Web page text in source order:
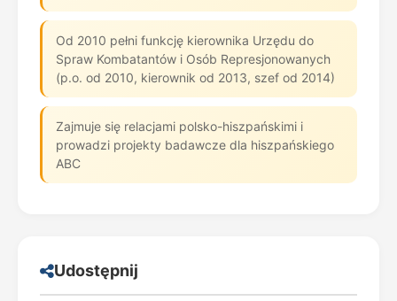
Od 2010 pełni funkcję kierownika Urzędu do
Spraw Kombatantów i Osób Represjonowanych
(p.o. od 2010, kierownik od 2013, szef od 2014)
Zajmuje się relacjami polsko-hiszpańskimi i
prowadzi projekty badawcze dla hiszpańskiego
ABC
Udostępnij